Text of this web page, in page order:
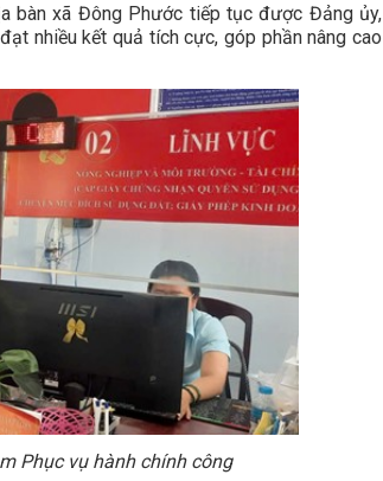
bàn xã Đông Phước tiếp tục được Đảng ủy,
nhiều kết quả tích cực, góp phần nâng cao
Phục vụ hành chính công